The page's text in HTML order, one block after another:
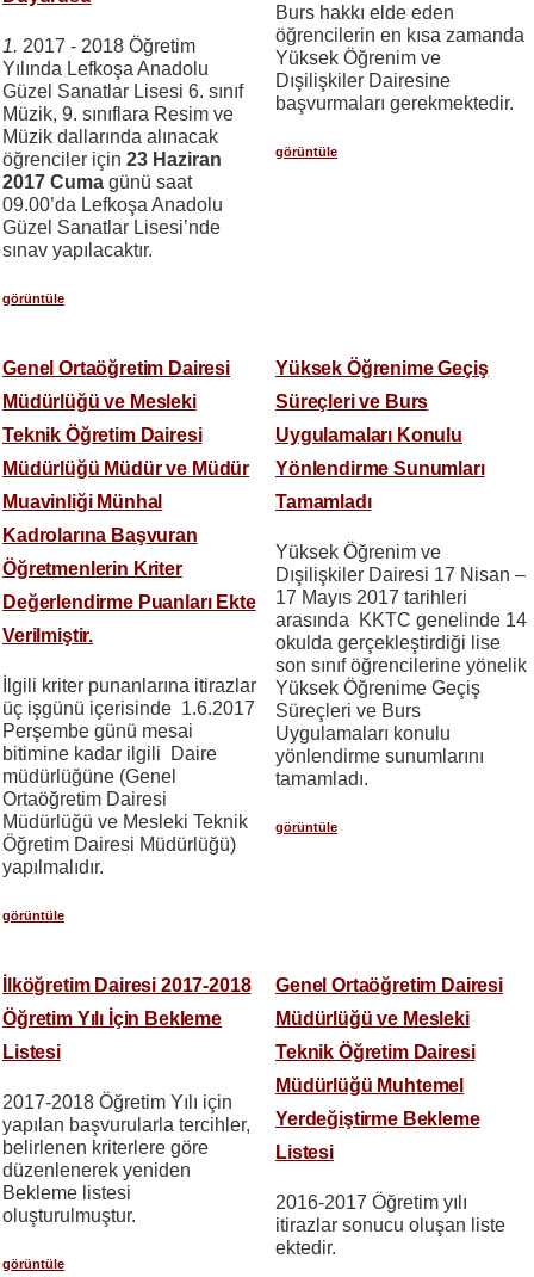
1. 2017 - 2018 Öğretim
Yılında Lefkoşa Anadolu
Güzel Sanatlar Lisesi 6. sınıf
Müzik, 9. sınıflara Resim ve
Müzik dallarında alınacak
öğrenciler için 23 Haziran
2017 Cuma günü saat
09.00’da Lefkoşa Anadolu
Güzel Sanatlar Lisesi’nde
sınav yapılacaktır.
görüntüle
Burs hakkı elde eden
öğrencilerin en kısa zamanda
Yüksek Öğrenim ve
Dışilişkiler Dairesine
başvurmaları gerekmektedir.
görüntüle
Genel Ortaöğretim Dairesi
Müdürlüğü ve Mesleki
Teknik Öğretim Dairesi
Müdürlüğü Müdür ve Müdür
Muavinliği Münhal
Kadrolarına Başvuran
Öğretmenlerin Kriter
Değerlendirme Puanları Ekte
Verilmiştir.
İlgili kriter punanlarına itirazlar
üç işgünü içerisinde 1.6.2017
Perşembe günü mesai
bitimine kadar ilgili Daire
müdürlüğüne (Genel
Ortaöğretim Dairesi
Müdürlüğü ve Mesleki Teknik
Öğretim Dairesi Müdürlüğü)
yapılmalıdır.
görüntüle
Yüksek Öğrenime Geçiş
Süreçleri ve Burs
Uygulamaları Konulu
Yönlendirme Sunumları
Tamamladı
Yüksek Öğrenim ve
Dışilişkiler Dairesi 17 Nisan –
17 Mayıs 2017 tarihleri
arasında KKTC genelinde 14
okulda gerçekleştirdiği lise
son sınıf öğrencilerine yönelik
Yüksek Öğrenime Geçiş
Süreçleri ve Burs
Uygulamaları konulu
yönlendirme sunumlarını
tamamladı.
görüntüle
İlköğretim Dairesi 2017-2018
Öğretim Yılı İçin Bekleme
Listesi
2017-2018 Öğretim Yılı için
yapılan başvurularla tercihler,
belirlenen kriterlere göre
düzenlenerek yeniden
Bekleme listesi
oluşturulmuştur.
görüntüle
Genel Ortaöğretim Dairesi
Müdürlüğü ve Mesleki
Teknik Öğretim Dairesi
Müdürlüğü Muhtemel
Yerdeğiştirme Bekleme
Listesi
2016-2017 Öğretim yılı
itirazlar sonucu oluşan liste
ektedir.